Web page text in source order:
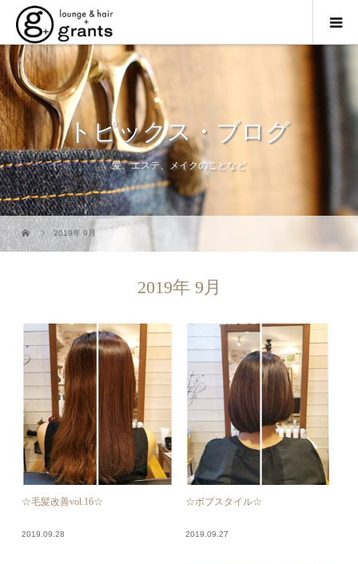
トピックス・ブログ
髪、エステ、メイクのことなど
2019年 9月
2019年 9月
☆毛髪改善vol.16☆
2019.09.28
☆ボブスタイル☆
2019.09.27